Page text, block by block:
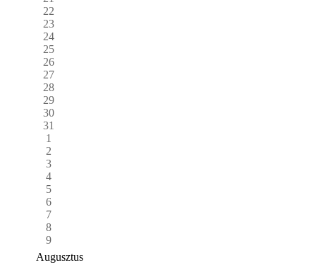
22
23
24
25
26
27
28
29
30
31
1
2
3
4
5
6
7
8
9
Augusztus